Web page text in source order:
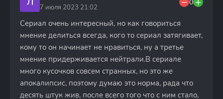
7 июля 2023 21:02
0
Сериал очень интересный, но как говориться
мнение делиться всегда, кого то сериал затягивает,
кому то он начинает не нравиться, ну а третье
мнение придерживается нейтрали.В сериале
много кусочков совсем странных, но это же
апокалипсис, поэтому думаю это норма, рада что
десять штук жив, после всего того что с ним стало,